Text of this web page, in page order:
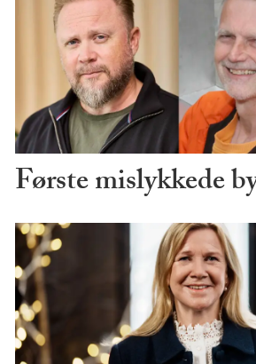
Første mislykkede